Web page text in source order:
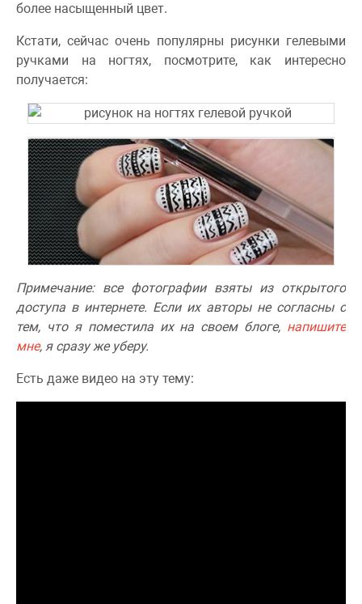
более насыщенный цвет.
Кстати, сейчас очень популярны рисунки гелевыми
ручками на ногтях, посмотрите, как интересно
получается:
Примечание: все фотографии взяты из открытого
доступа в интернете. Если их авторы не согласны с
тем, что я поместила их на своем блоге, напишите
мне, я сразу же уберу.
Есть даже видео на эту тему: